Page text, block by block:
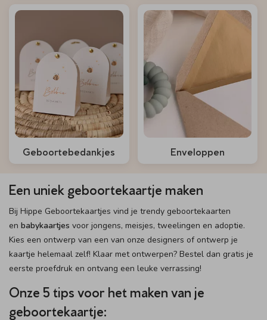
Geboortebedankjes Enveloppen
Een uniek geboortekaartje maken
Bij Hippe Geboortekaartjes vind je trendy geboortekaarten
en babykaartjes voor jongens, meisjes, tweelingen en adoptie.
Kies een ontwerp van een van onze designers of ontwerp je
kaartje helemaal zelf! Klaar met ontwerpen? Bestel dan gratis je
eerste proefdruk en ontvang een leuke verrassing!
Onze 5 tips voor het maken van je
geboortekaartje: